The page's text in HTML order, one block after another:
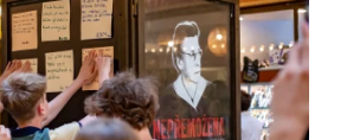
smysluplně, neobejdeme se
Ať už se nám rozhodnete pomoci
se stanete pravidelným dárcem
dary nám umožní pomoci vždy tam,